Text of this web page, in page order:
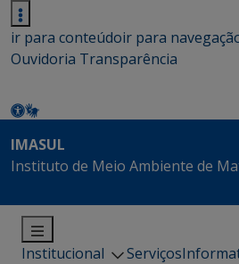
ir para conteúdoir para
Ouvidoria Transparência
IMASUL
Instituto de Meio Ambiente de
Institucional Serviços